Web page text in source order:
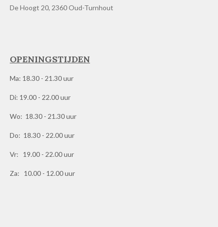
De Hoogt 20, 2360 Oud-Turnhout
OPENINGSTIJDEN
Ma: 18.30 - 21.30 uur
Di: 19.00 - 22.00 uur
Wo: 18.30 - 21.30 uur
Do: 18.30 - 22.00 uur
Vr: 19.00 - 22.00 uur
Za: 10.00 - 12.00 uur